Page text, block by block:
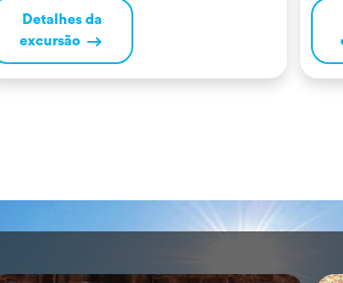
com a Mãe Natureza, aprender sobre as
conhecer os animais que ali habitam. No Peru,
temos vários locais onde realizar estes […]
Detalhes da
excursão